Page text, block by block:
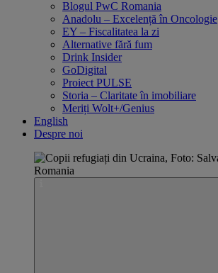
Blogul PwC Romania
Anadolu – Excelență în Oncologie
EY – Fiscalitatea la zi
Alternative fără fum
Drink Insider
GoDigital
Proiect PULSE
Storia – Claritate în imobiliare
Meriți Wolt+/Genius
English
Despre noi